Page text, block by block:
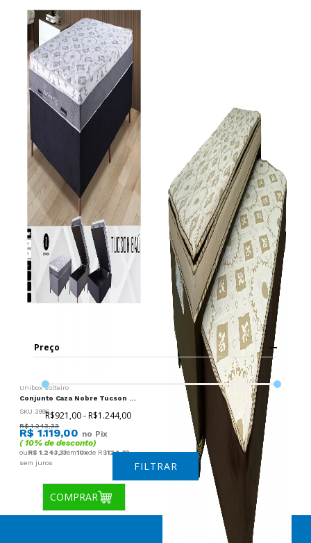
Unibox solteiro
Conjunto Caza Nobre Tucson Unibox Bau Mola 88x188 Solteiro
SKU 3996
R$ 1.243,33
R$ 1.119,00 no Pix
( 10% de desconto)
ouR$ 1.243,33em10xde R$124,33
sem juros
COMPRAR
Preço
R$921,00 - R$1.244,00
FILTRAR